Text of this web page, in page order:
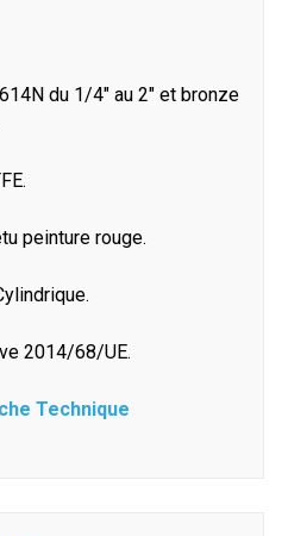
du 1/4" au 2" et bronze
peinture rouge.
2014/68/UE.
Technique